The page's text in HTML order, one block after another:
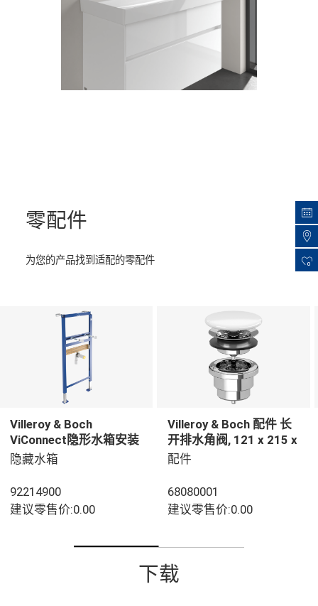
0
零配件
为您的产品找到适配的零配件
Villeroy & Boch
ViConnect隐形水箱安装
系统 洗脸盆组件, 用于 干
1120 mm
隐藏水箱
92214900
建议零售价:0.00
Villeroy & Boch 配件 长
开排水角阀, 121 x 215 x
68 mm, 白色
配件
68080001
建议零售价:0.00
下载